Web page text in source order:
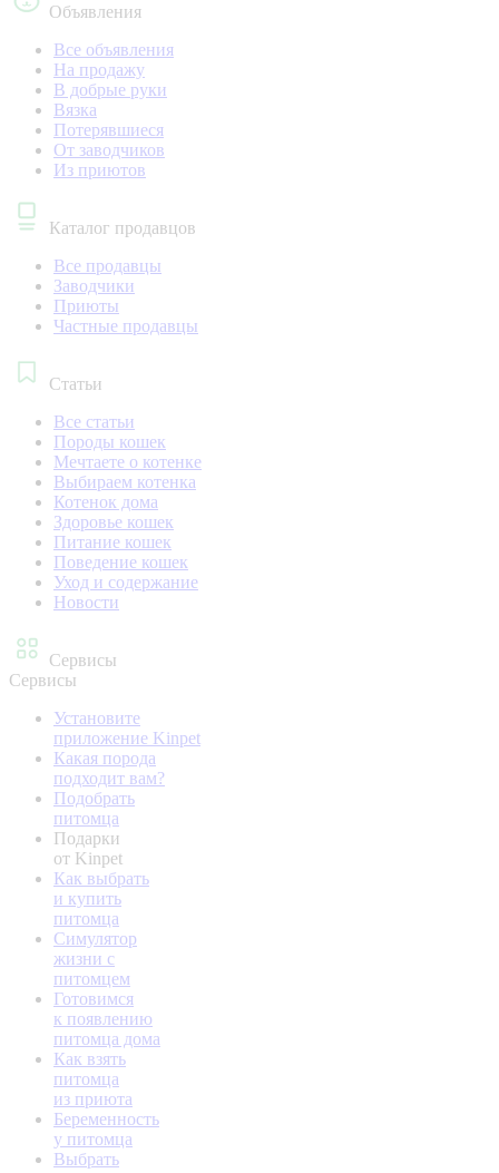
Объявления
Все объявления
На продажу
В добрые руки
Вязка
Потерявшиеся
От заводчиков
Из приютов
Каталог продавцов
Все продавцы
Заводчики
Приюты
Частные продавцы
Статьи
Все статьи
Породы кошек
Мечтаете о котенке
Выбираем котенка
Котенок дома
Здоровье кошек
Питание кошек
Поведение кошек
Уход и содержание
Новости
Сервисы
Сервисы
Установите
приложение Kinpet
Какая порода
подходит вам?
Подобрать
питомца
Подарки
от Kinpet
Как выбрать
и купить
питомца
Симулятор
жизни с
питомцем
Готовимся
к появлению
питомца дома
Как взять
питомца
из приюта
Беременность
у питомца
Выбрать